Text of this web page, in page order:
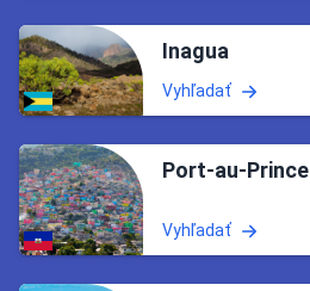
Inagua
Vyhľadať
Port-au-Prince
Vyhľadať